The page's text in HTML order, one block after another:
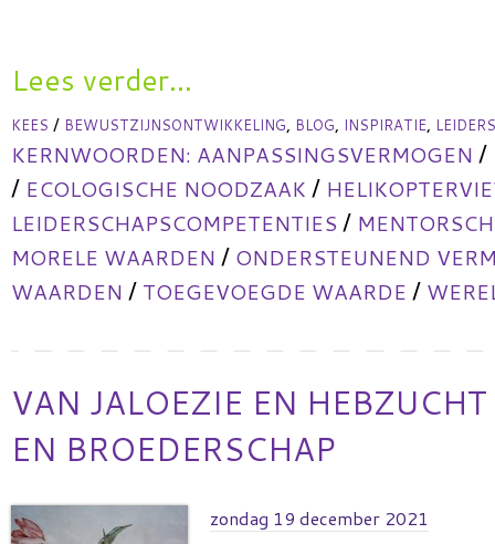
Lees verder...
KEES / BEWUSTZIJNSONTWIKKELING, BLOG, INSPIRATIE,
KERNWOORDEN: AANPASSINGSVERMOGEN /
/ ECOLOGISCHE NOODZAAK /
LEIDERSCHAPSCOMPETENTIES /
MORELE WAARDEN / ONDERSTEUNEND
WAARDEN / TOEGEVOEGDE WAARDE /
VAN JALOEZIE EN
EN BROEDERSCHAP
zondag 19 december 2021